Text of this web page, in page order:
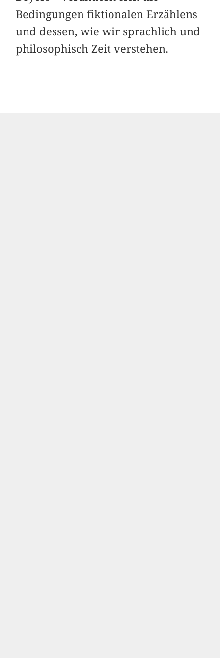
Bedingungen fiktionalen Erzählens
und dessen, wie wir sprachlich und
philosophisch Zeit verstehen.